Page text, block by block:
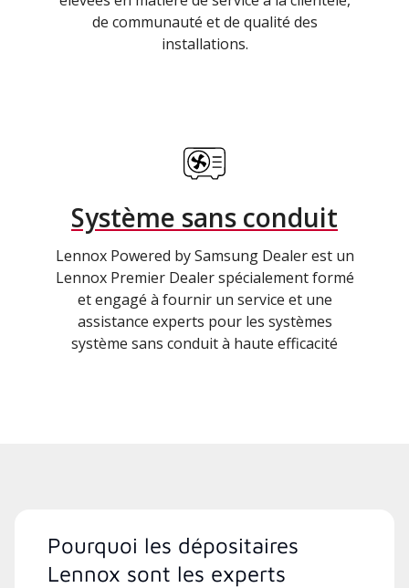
de communauté et de qualité des
installations.
Système sans conduit
Lennox Powered by Samsung Dealer est un
Lennox Premier Dealer spécialement formé
et engagé à fournir un service et une
assistance experts pour les systèmes
système sans conduit à haute efficacité
Pourquoi les dépositaires
Lennox sont les experts